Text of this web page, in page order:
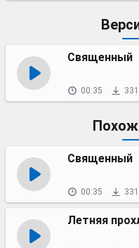
Священный
00:35 331
Священный
00:35 331
Летняя